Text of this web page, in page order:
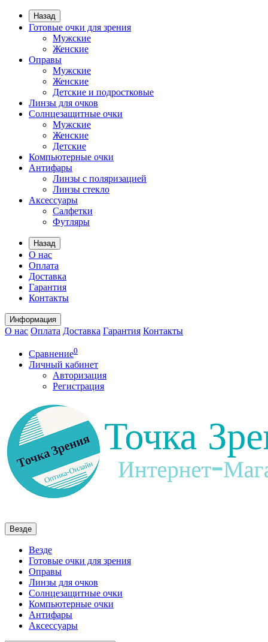
Назад
Готовые очки для зрения
Мужские
Женские
Оправы
Мужские
Женские
Детские и подростковые
Линзы для очков
Солнцезащитные очки
Мужские
Женские
Детские
Компьютерные очки
Антифары
Линзы с поляризацией
Линзы стекло
Аксессуары
Салфетки
Футляры
Назад
О нас
Оплата
Доставка
Гарантия
Контакты
Информация
О нас Оплата Доставка Гарантия Контакты
Сравнение0
Личный кабинет
Авторизация
Регистрация
Везде
Везде
Готовые очки для зрения
Оправы
Линзы для очков
Солнцезащитные очки
Компьютерные очки
Антифары
Аксессуары